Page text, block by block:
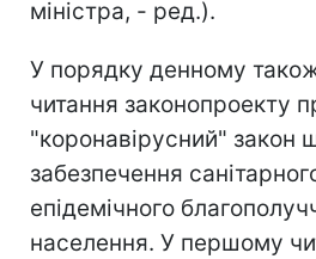
міністра, - ред.).
У порядку денному
читання законопроекту
"коронавірусний" закон
забезпечення
епідемічного
населення. У першому